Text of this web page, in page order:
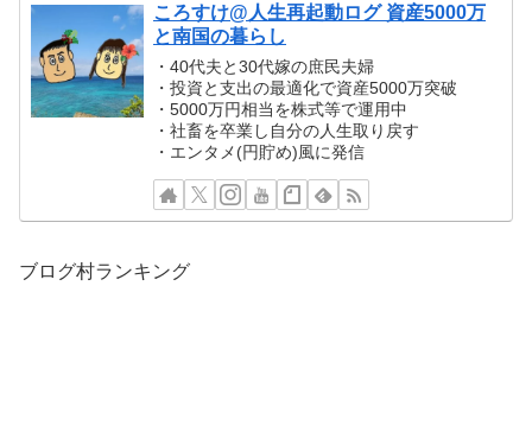
ころすけ@人生再起動ログ 資産5000万
と南国の暮らし
・40代夫と30代嫁の庶民夫婦
・投資と支出の最適化で資産5000万突破
・5000万円相当を株式等で運用中
・社畜を卒業し自分の人生取り戻す
・エンタメ(円貯め)風に発信
ブログ村ランキング